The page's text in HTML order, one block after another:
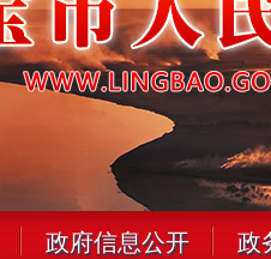
政府信息公开 政